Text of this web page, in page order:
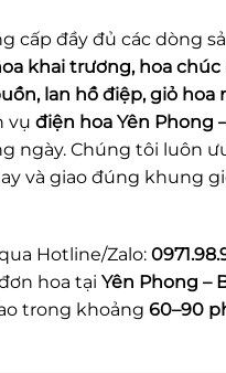
cấp đầy đủ các dòng
khai trương, hoa
lan hồ điệp, giỏ hoa
vụ điện hoa Yên Phong
ngày. Chúng tôi luôn
và giao đúng khung
Hotline/Zalo:
hoa tại Yên Phong –
trong khoảng 60–90